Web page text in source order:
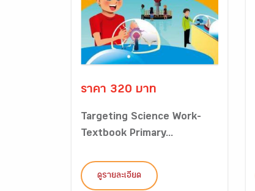
ราคา 320 บาท
Targeting Science Work-
Textbook Primary...
ดูรายละเอียด